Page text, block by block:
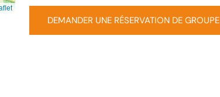
DEMANDER UNE RÉSERVATION DE GROUPE